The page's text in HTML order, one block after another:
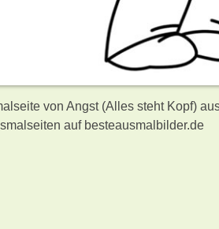
von Angst (Alles steht Kopf)
auf besteausmalbilder.de